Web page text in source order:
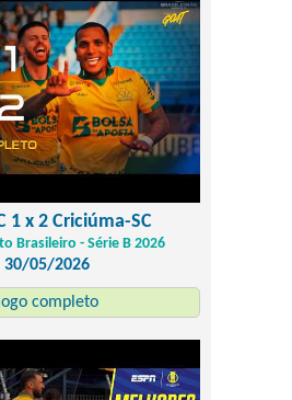
1 x 2 Criciúma-SC
Brasileiro - Série B 2026
30/05/2026
completo